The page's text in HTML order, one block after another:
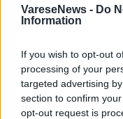
VareseNews - Do
Information
If you wish to opt-out
processing of your
targeted advertising
section to confirm
opt-out request is
Leggi l'articolo:
Dentro il cantiere
Porte aperte alla
scoprire il cantiere